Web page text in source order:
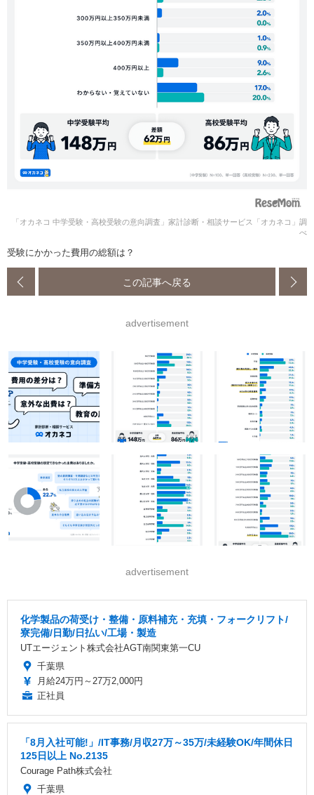
「オカネコ 中学受験・高校受験の意向調査」家計診断・相談サービス「オカネコ」調
べ
受験にかかった費用の総額は？
この記事へ戻る
advertisement
advertisement
化学製品の荷受け・整備・原料補充・充填・フォークリフト/
寮完備/日勤/日払い/工場・製造
UTエージェント株式会社AGT南関東第一CU
千葉県
月給24万円～27万2,000円
正社員
「8月入社可能!」/IT事務/月収27万～35万/未経験OK/年間休日
125日以上 No.2135
Courage Path株式会社
千葉県